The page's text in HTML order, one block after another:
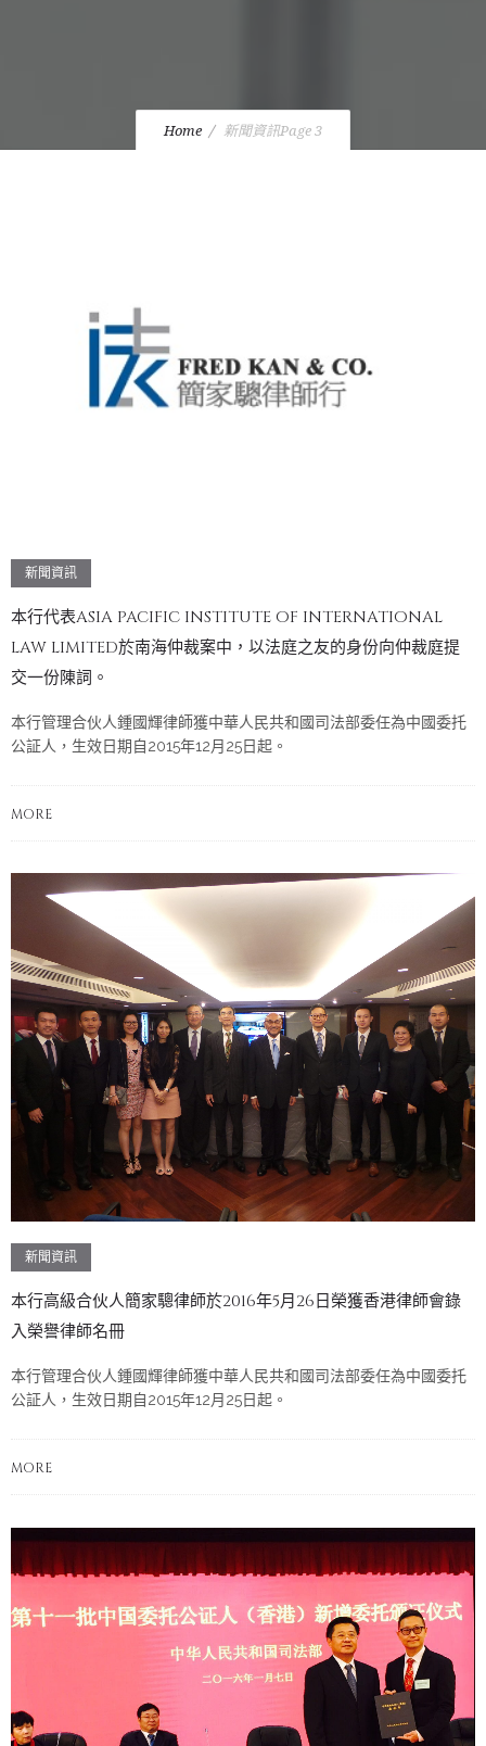
Home 新聞資訊Page 3
新聞資訊
本行代表ASIA PACIFIC INSTITUTE OF INTERNATIONAL
LAW LIMITED於南海仲裁案中，以法庭之友的身份向仲裁庭提
交一份陳詞。
本行管理合伙人鍾國輝律師獲中華人民共和國司法部委任為中國委托
公証人，生效日期自2015年12月25日起。
MORE
新聞資訊
本行高級合伙人簡家驄律師於2016年5月26日榮獲香港律師會錄
入榮譽律師名冊
本行管理合伙人鍾國輝律師獲中華人民共和國司法部委任為中國委托
公証人，生效日期自2015年12月25日起。
MORE